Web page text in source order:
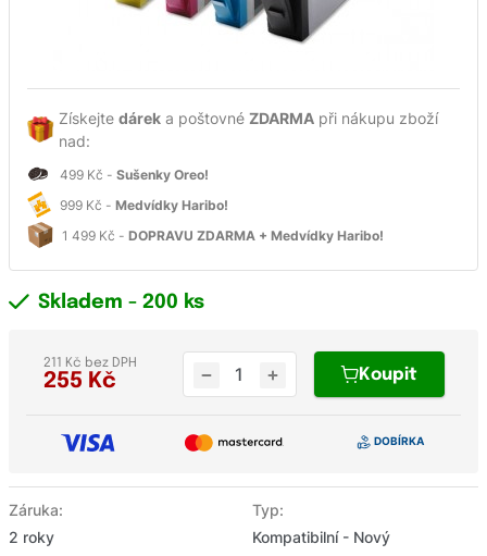
Získejte dárek a poštovné ZDARMA při nákupu zboží
nad:
499 Kč - Sušenky Oreo!
999 Kč - Medvídky Haribo!
1 499 Kč - DOPRAVU ZDARMA + Medvídky Haribo!
Záruka:
2 roky
Typ:
Kompatibilní - Nový
Skladem - 200 ks
255 Kč
211 Kč bez DPH
Koupit